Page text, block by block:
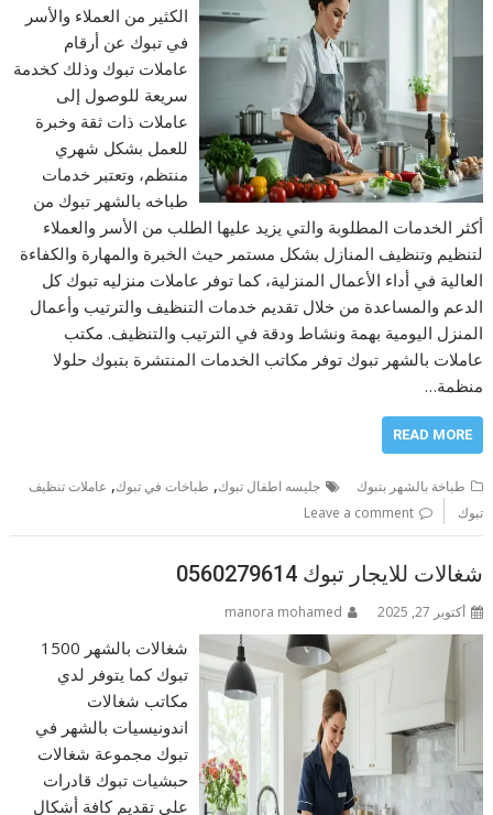
الكثير من العملاء والأسر
في تبوك عن أرقام
عاملات تبوك وذلك كخدمة
سريعة للوصول إلى
عاملات ذات ثقة وخبرة
للعمل بشكل شهري
منتظم، وتعتبر خدمات
طباخه بالشهر تبوك من
أكثر الخدمات المطلوبة والتي يزيد عليها الطلب من الأسر والعملاء
لتنظيم وتنظيف المنازل بشكل مستمر حيث الخبرة والمهارة والكفاءة
العالية في أداء الأعمال المنزلية، كما توفر عاملات منزليه تبوك كل
الدعم والمساعدة من خلال تقديم خدمات التنظيف والترتيب وأعمال
المنزل اليومية بهمة ونشاط ودقة في الترتيب والتنظيف. مكتب
عاملات بالشهر تبوك توفر مكاتب الخدمات المنتشرة بتبوك حلولا
منظمة…
READ MORE
طباخة بالشهر بتبوك جليسه اطفال تبوك, طباخات في تبوك, عاملات تنظيف
تبوك
Leave a comment
شغالات للايجار تبوك 0560279614
أكتوبر 27, 2025 manora mohamed
شغالات بالشهر 1500
تبوك كما يتوفر لدي
مكاتب شغالات
اندونيسيات بالشهر في
تبوك مجموعة شغالات
حبشيات تبوك قادرات
على تقديم كافة أشكال